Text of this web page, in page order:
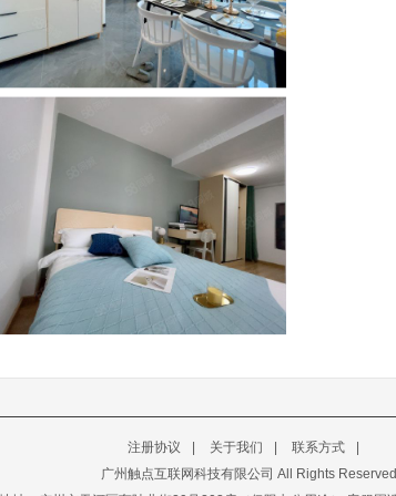
注册协议 关于我们 联系方式
广州触点互联网科技有限公司 All Rights Reserved